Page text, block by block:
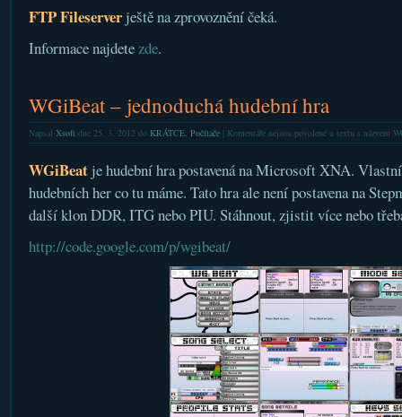
FTP Fileserverještě na zprovoznění čeká.
Informace najdetezde.
WGiBeat – jednoduchá hudební hra
Napsal Xsoftdne 25. 3. 2012 do KRÁTCE, Počítače| Komentáře nejsou povolenéu textu s názvem
WGiBeatje hudební hra postavená na Microsoft XNA.
hudebních her co tu máme. Tato hra ale není postavena na
další klon DDR, ITG nebo PIU. Stáhnout, zjistit více nebo
http://code.google.com/p/wgibeat/